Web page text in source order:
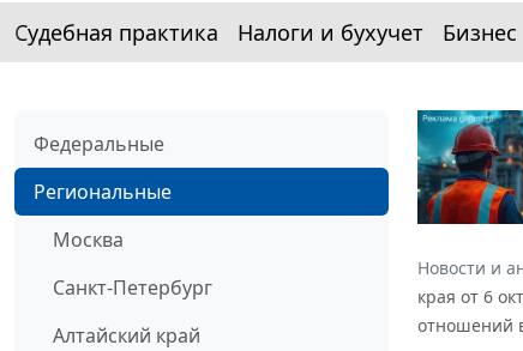
Судебная практика Налоги и бухучет Бизнес
Федеральные
Региональные
Москва
Санкт-Петербург
Алтайский край
Новости и
края от 6
отношений